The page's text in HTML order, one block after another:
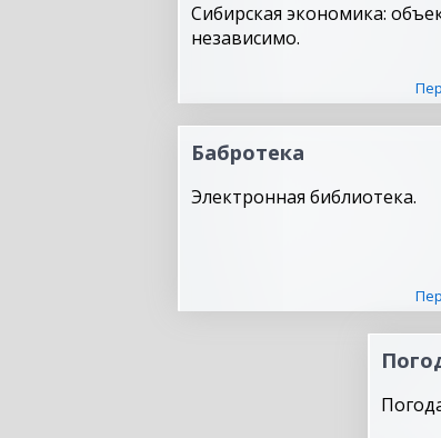
Сибирская экономика:
независимо.
Бабротека
Электронная библиотека.